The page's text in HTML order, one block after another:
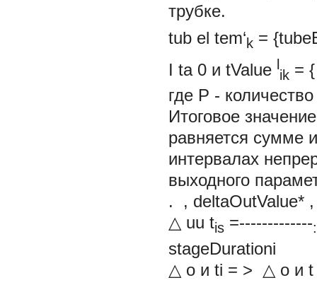
трубке.
tub el tem‘k =
I ta 0 и tValue l
ik =
где P -
Итоговое
равняется сумме
интервалах
выходного
. ,
△ uu tis =-------------:
stageDurationi
△ о и ti = > △ o и